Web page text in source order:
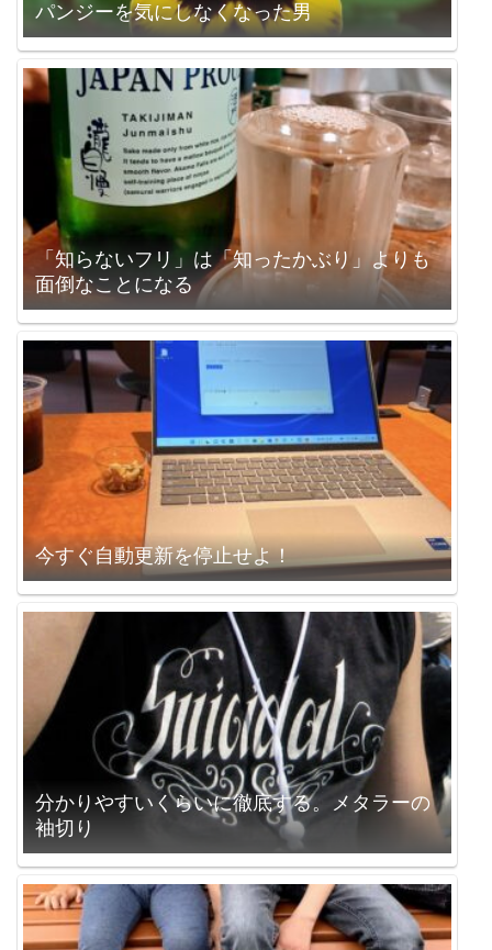
パンジーを気にしなくなった男
「知らないフリ」は「知ったかぶり」よりも
面倒なことになる
今すぐ自動更新を停止せよ！
分かりやすいくらいに徹底する。メタラーの
袖切り